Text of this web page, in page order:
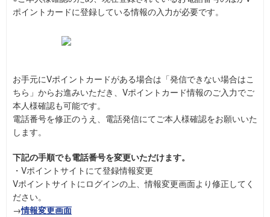
ポイントカードに登録している情報の入力が必要です。
お手元にVポイントカードがある場合は「発信できない場合はこ
ちら」からお進みいただき、Vポイントカード情報のご入力でご
本人様確認も可能です。
電話番号を修正のうえ、電話発信にてご本人様確認をお願いいた
します。
下記の手順でも電話番号を変更いただけます。
・Vポイントサイトにて登録情報変更
Vポイントサイトにログインの上、情報変更画面より修正してく
ださい。
→情報変更画面